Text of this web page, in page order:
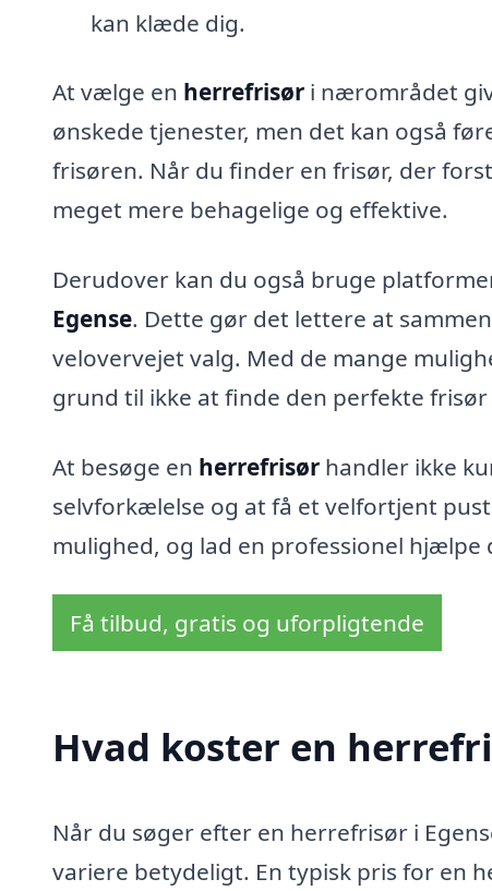
kan klæde dig.
At vælge en herrefrisør i nærområdet
ønskede tjenester, men det kan også
frisøren. Når du finder en frisør, der
meget mere behagelige og effektive.
Derudover kan du også bruge
Egense. Dette gør det lettere at
velovervejet valg. Med de mange
grund til ikke at finde den perfekte
At besøge en herrefrisør handler ikke
selvforkælelse og at få et velfortjent
mulighed, og lad en professionel
Få tilbud, gratis og uforpligtende
Hvad koster en
Når du søger efter en herrefrisør i
variere betydeligt. En typisk pris for en